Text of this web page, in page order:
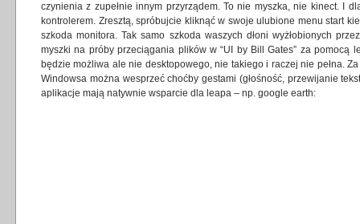
czynienia z zupełnie innym przyrządem. To nie myszka, nie kinect. I
kontrolerem. Zresztą, spróbujcie kliknąć w swoje ulubione menu start
szkoda monitora. Tak samo szkoda waszych dłoni wyżłobionych
myszki na próby przeciągania plików w “UI by Bill Gates” za pomocą
będzie możliwa ale nie desktopowego, nie takiego i raczej nie pełna.
Windowsa można wesprzeć choćby gestami (głośność, przewijanie
aplikacje mają natywnie wsparcie dla leapa – np. google earth: